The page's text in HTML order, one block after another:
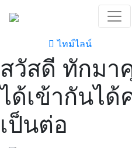
ไทม์ไลน์
สวัสดี ทักมา
ได้เข้ากันได้
เป็นต่อ